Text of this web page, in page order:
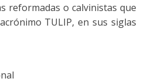
reformadas o calvinistas que
TULIP, en sus siglas